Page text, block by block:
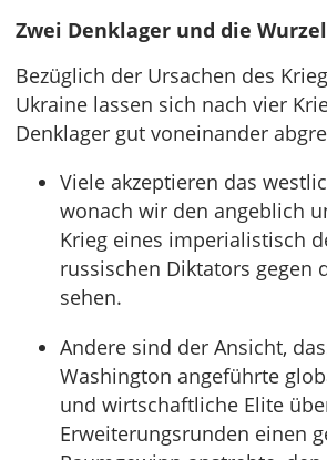
Zwei Denklager und die
Bezüglich der Ursachen des
Ukraine lassen sich nach vier
Denklager gut voneinander
Viele akzeptieren das
wonach wir den angeblich
Krieg eines imperialistisch
russischen Diktators gegen
sehen.
Andere sind der Ansicht,
Washington angeführte
und wirtschaftliche Elite
Erweiterungsrunden einen